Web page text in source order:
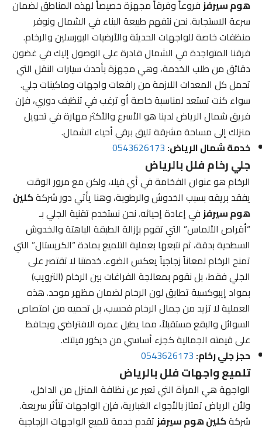
هوم سيرفزفروعاً وفرقاً مجهزة خصيصاً لهذه المناطق لضمان
سرعة الاستجابة. نحن نتفهم طبيعة البناء في الشمال ونوفر
منظفات خاصة للواجهات الحديثة والأرضيات البورسلين والرخام.
فرقنا المتواجدة في الشمال قادرة على الوصول إليك في غضون
دقائق من طلب الخدمة، وهي مجهزة بأحدث سيارات النقل التي
تحمل كل المعدات اللازمة من رافعات واجهات وماكينات جلي.
سواء كنت تستعد لمناسبة خاصة أو ترغب في تنظيف دوري، فإن
فريق شمال الرياض لدينا هو الأسرع والأكثر مهارة في تحويل
منزلك إلى مساحة مشرقة تليق برقي أحياء الشمال.
خدمة شمال الرياض:0543626173
جلي رخام فلل بالرياض
الرخام هو عنوان الفخامة في أي فيلا، ولكن مع مرور الوقت
يفقد بريقه بسبب الخدوش والرطوبة، وهنا يأتي دور شركةكلين
هوم سيرفزفي إعادة إحيائه. نحن نستخدم تقنية الجلي بـ
“أقراص الألماس” التي تقوم بإزالة الطبقة الباهتة والخدوش
السطحية بدقة، ثم نتبعها بعملية التلميع بمادة “الكريستال” التي
تمنح الرخام لمعاناً زجاجياً يعكس الضوء. خدمتنا لا تقتصر على
الجلي فقط، بل نقوم بمعالجة الفراغات بين الرخام (الترويب)
بمواد إيبوكسية تطابق لون الرخام لضمان مظهر موحد. هذه
العملية لا تزيد من جمال الرخام فحسب، بل تحميه من امتصاص
السوائل والبقع مستقبلاً، مما يطيل عمره الافتراضي ويحافظ
على قيمته الجمالية كجزء أساسي من ديكور فيلتك.
حجز جلي رخام: 0543626173
تلميع واجهات فلل بالرياض
الواجهة هي المرآة التي تعبر عن نظافة المنزل من الداخل،
ولأن الرياض تمتاز بالأجواء الغبارية، فإن الواجهات تتأثر سريعة.
شركةكلين هوم سيرفزتقدم خدمة تلميع الواجهات الزجاجية